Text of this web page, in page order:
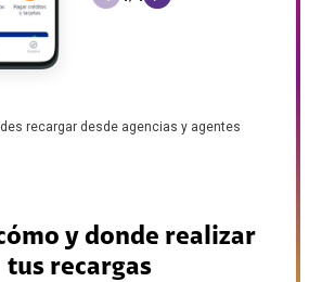
recargar desde agencias y agentes
y donde realizar
tus recargas